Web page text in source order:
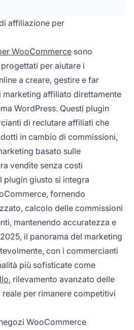
affiliazione per
WooCommerce sono
per aiutare i
a creare, gestire e far
affiliato direttamente
WordPress. Questi plugin
di reclutare affiliati che
in cambio di commissioni,
basato sulle
vendite senza costi
plugin giusto si integra
fornendo
calcolo delle commissioni
mantenendo accuratezza e
il panorama del marketing
con i commercianti
più sofisticate come
, rilevamento avanzato delle
per rimanere competitivi
WooCommerce